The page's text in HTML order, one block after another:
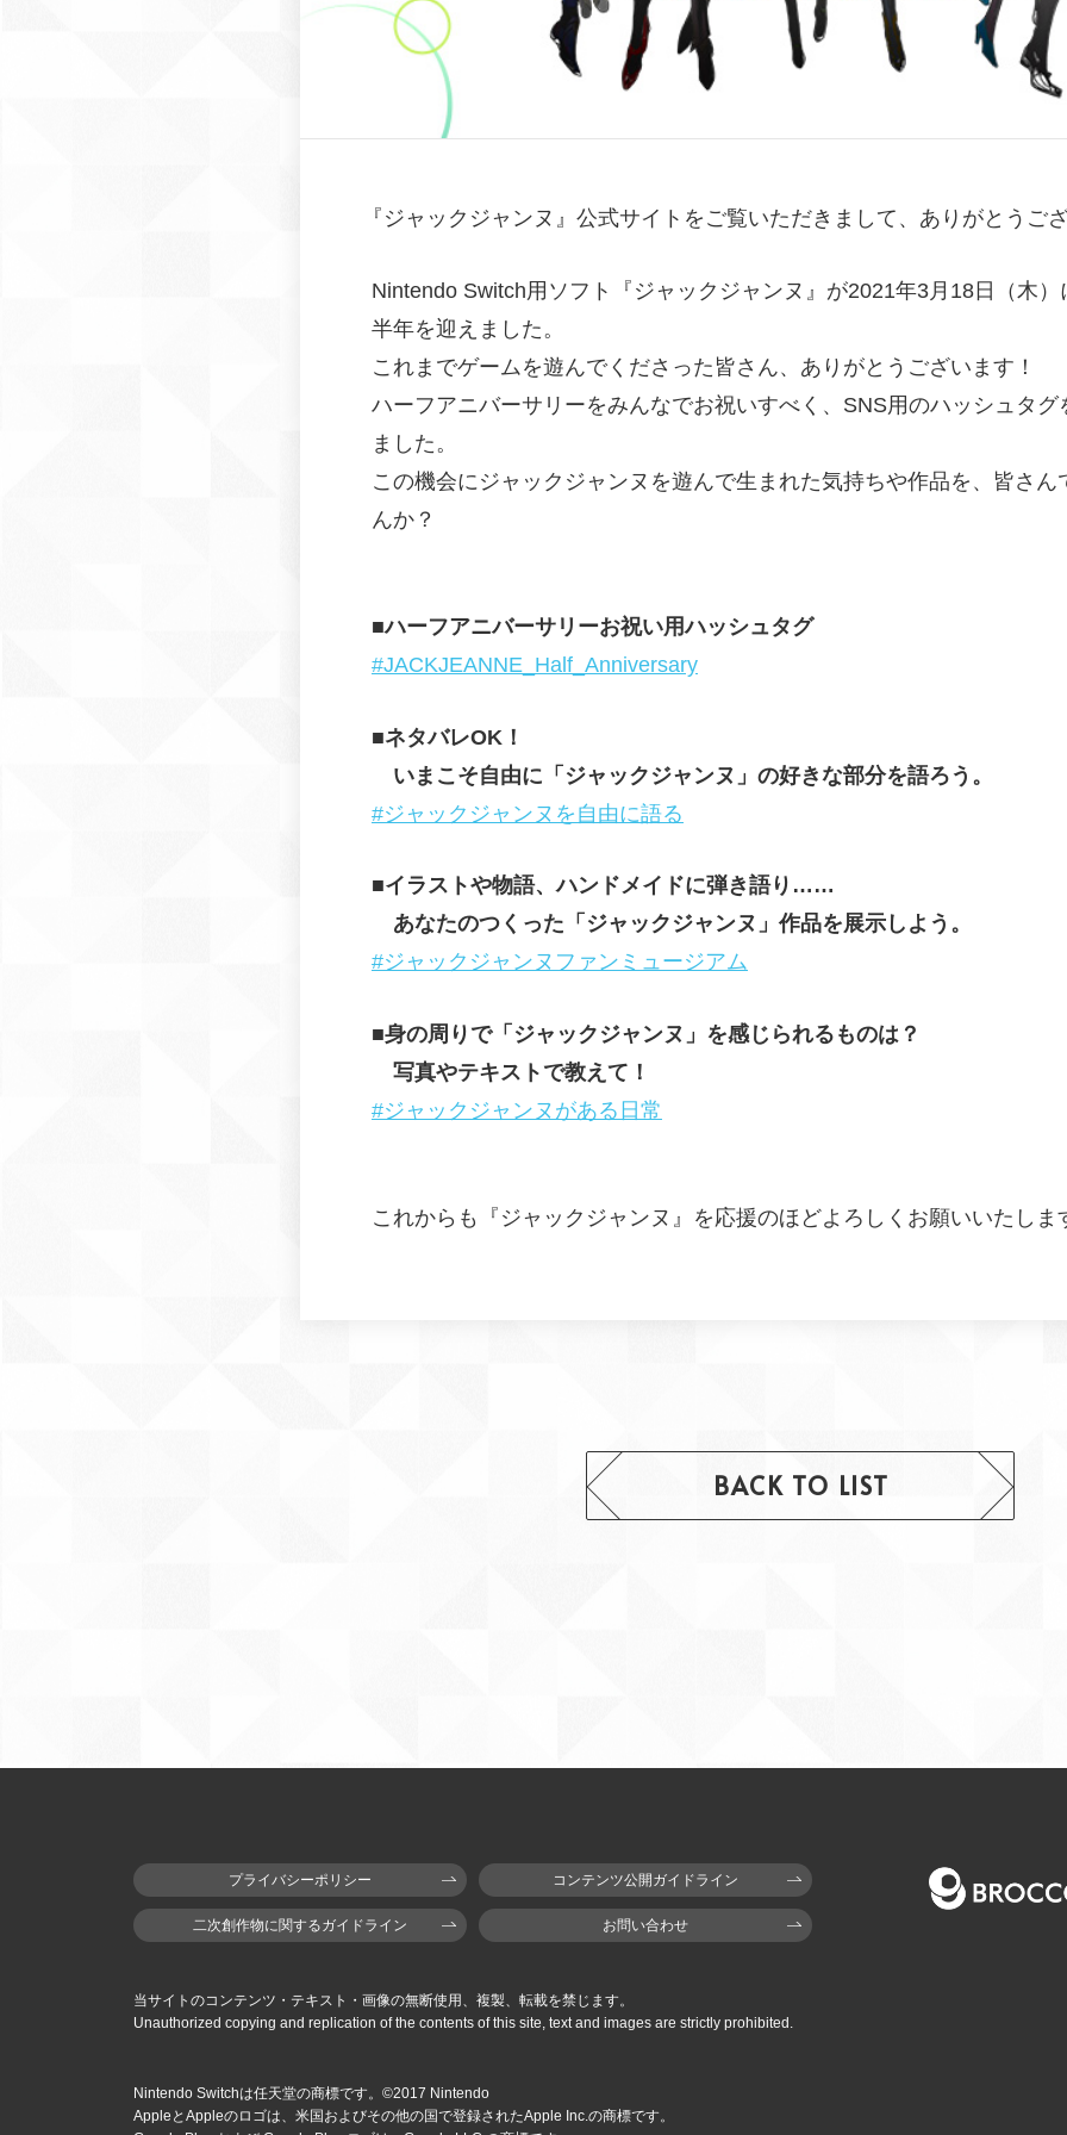
『 ジャックジャンヌ 』公式サイトをご覧いただきまして、ありがとうご
Nintendo Switch用ソフト『ジャックジャンヌ』が2021年3月18日（木
半年を迎えました。
これまでゲームを遊んでくださった皆さん、ありがとうございます！
ハーフアニバーサリーをみんなでお祝いすべく、SNS用のハッシュタグ
ました。
この機会にジャックジャンヌを遊んで生まれた気持ちや作品を、皆さん
んか？
■ハーフアニバーサリーお祝い用ハッシュタグ
#JACKJEANNE_Half_Anniversary
■ネタバレOK！
いまこそ自由に「ジャックジャンヌ」の好きな部分を語ろう。
#ジャックジャンヌを自由に語る
■イラストや物語、ハンドメイドに弾き語り……
あなたのつくった「ジャックジャンヌ」作品を展示しよう。
#ジャックジャンヌファンミュージアム
■身の周りで「ジャックジャンヌ」を感じられるものは？
写真やテキストで教えて！
#ジャックジャンヌがある日常
これからも『ジャックジャンヌ』を応援のほどよろしくお願いいたしま
BACK TO LIST
プライバシーポリシー
お問い合わせ
コンテンツ公開ガイドライン
二次創作物に関するガイドライン
当サイトのコンテンツ・テキスト・画像の無断使用、複製、転載を禁じます。
Unauthorized copying and replication of the contents of this site, text and images are strictly prohibited.
Nintendo Switchは任天堂の商標です。©2017 Nintendo
AppleとAppleのロゴは、米国およびその他の国で登録されたApple Inc.の商標です。